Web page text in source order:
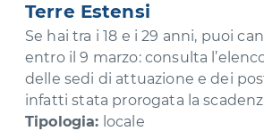
Terre Estensi
Se hai tra i 18 e i 29 anni, puoi
entro il 9 marzo: consulta
delle sedi di attuazione e dei
infatti stata prorogata la
Tipologia: locale